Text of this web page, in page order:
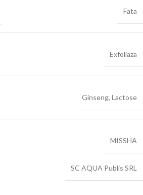
Fata
Exfoliaza
Ginseng, Lactose
MISSHA
SC AQUA Publis SRL